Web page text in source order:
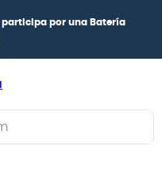
por unaBatería